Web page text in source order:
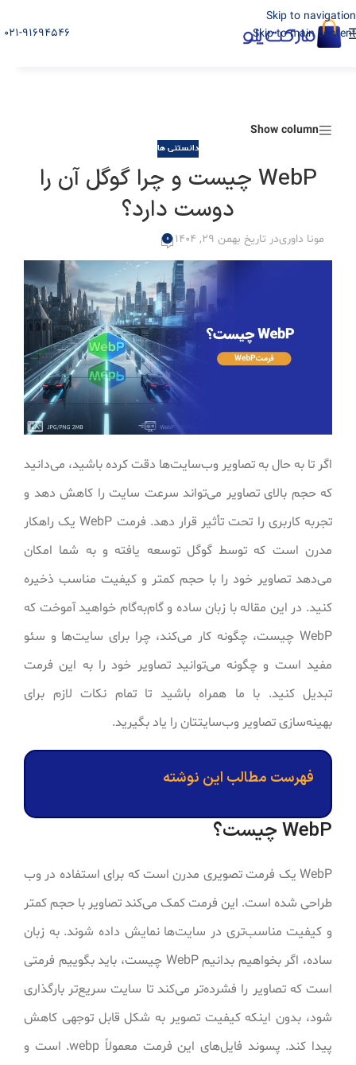
Skip to navigation
Skip to main content
021-91694546
Show column
دانستنی ها
WebP چیست و چرا گوگل آن را
دوست دارد؟
مونا داوریدر تاریخ بهمن 29, 1404 0
اگر تا به حال به تصاویر وب‌سایت‌ها دقت کرده باشید، می‌دانید
که حجم بالای تصاویر می‌تواند سرعت سایت را کاهش دهد و
تجربه کاربری را تحت تأثیر قرار دهد. فرمت WebP یک راهکار
مدرن است که توسط گوگل توسعه یافته و به شما امکان
می‌دهد تصاویر خود را با حجم کمتر و کیفیت مناسب ذخیره
کنید. در این مقاله با زبان ساده و گام‌به‌گام خواهید آموخت که
WebP چیست، چگونه کار می‌کند، چرا برای سایت‌ها و سئو
مفید است و چگونه می‌توانید تصاویر خود را به این فرمت
تبدیل کنید. با ما همراه باشید تا تمام نکات لازم برای
بهینه‌سازی تصاویر وب‌سایتتان را یاد بگیرید.
فهرست مطالب این نوشته
WebP چیست؟
WebP یک فرمت تصویری مدرن است که برای استفاده در وب
طراحی شده است. این فرمت کمک می‌کند تصاویر با حجم کمتر
و کیفیت مناسب‌تری در سایت‌ها نمایش داده شوند. به زبان
ساده، اگر بخواهیم بدانیم WebP چیست، باید بگوییم فرمتی
است که تصاویر را فشرده‌تر می‌کند تا سایت سریع‌تر بارگذاری
شود، بدون اینکه کیفیت تصویر به شکل قابل توجهی کاهش
پیدا کند. پسوند فایل‌های این فرمت معمولاً ‎.webp‎ است و